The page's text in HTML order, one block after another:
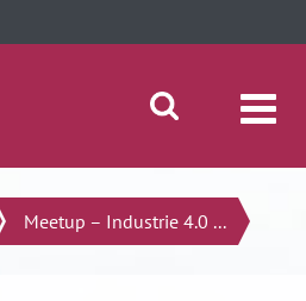
Suche öffnen/schließen
Meetup – Industrie 4.0 ...